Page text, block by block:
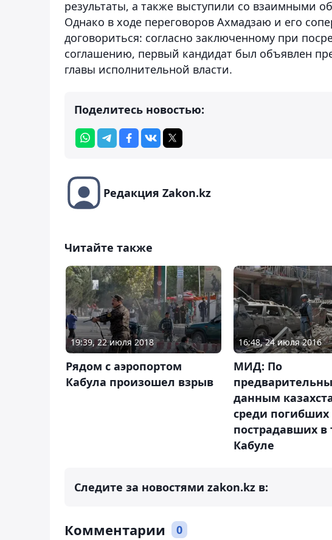
результаты, а также выступили со взаимными
Однако в ходе переговоров Ахмадзаю и его
договориться: согласно заключенному при
соглашению, первый кандидат был объявлен
главы исполнительной власти.
Поделитесь новостью:
Редакция Zakon.kz
Читайте также
19:39, 22 июля 2018
Рядом с аэропортом
Кабула произошел взрыв
16:48, 24 июля 2016
МИД: По
данным
среди погибших
пострадавших в
Кабуле
Следите за новостями zakon.kz в:
Комментарии 0